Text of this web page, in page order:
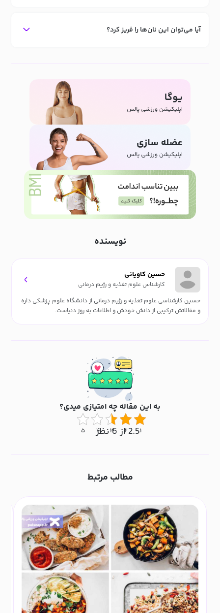
آیا می‌توان این نان‌ها را فریز کرد؟
نویسنده
حسین کاویانی
کارشناس علوم تغذیه و رژیم درمانی
حسین کارشناسی علوم تغذیه و رژیم درمانی از دانشگاه علوم پزشکی داره
و مقالاتش ترکیبی از دانش خودش و اطلاعات به روز دنیاست.
به این مقاله چه امتیازی میدی؟
2.5 از 6 نظر۱ ۲ ۳ ۴ ۵
مطالب مرتبط